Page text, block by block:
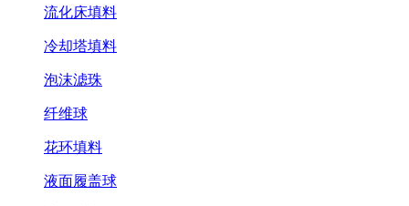
流化床填料
冷却塔填料
泡沫滤珠
纤维球
花环填料
液面履盖球